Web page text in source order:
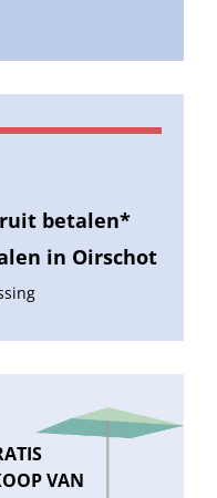
betalen*
in Oirschot
VAN